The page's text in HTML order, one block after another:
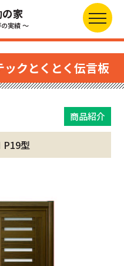
の家
の実績 ～
クとくとく伝言板
商品紹介
P19型